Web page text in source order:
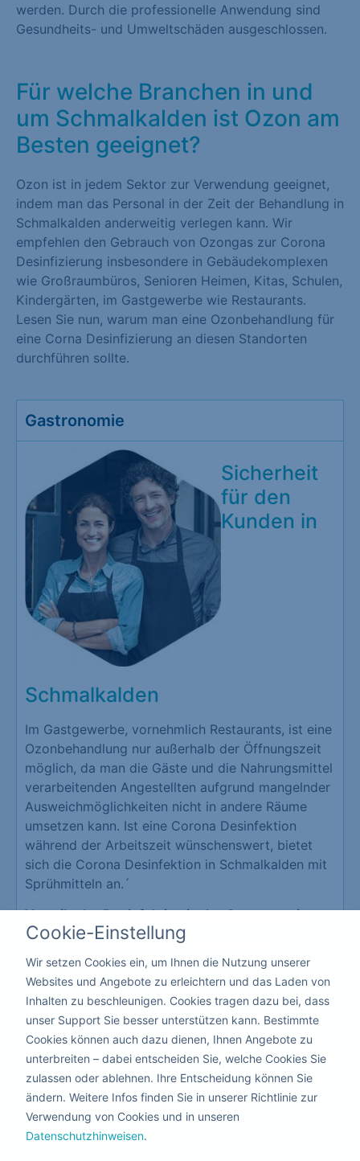
werden. Durch die professionelle Anwendung sind
Gesundheits- und Umweltschäden ausgeschlossen.
Für welche Branchen in und
um Schmalkalden ist Ozon am
Besten geeignet?
Ozon ist in jedem Sektor zur Verwendung geeignet,
indem man das Personal in der Zeit der Behandlung in
Schmalkalden anderweitig verlegen kann. Wir
empfehlen den Gebrauch von Ozongas zur Corona
Desinfizierung insbesondere in Gebäudekomplexen
wie Großraumbüros, Senioren Heimen, Kitas, Schulen,
Kindergärten, im Gastgewerbe wie Restaurants.
Lesen Sie nun, warum man eine Ozonbehandlung für
eine Corna Desinfizierung an diesen Standorten
durchführen sollte.
Gastronomie
Sicherheit
für den
Kunden in
Schmalkalden
Im Gastgewerbe, vornehmlich Restaurants, ist eine
Ozonbehandlung nur außerhalb der Öffnungszeit
möglich, da man die Gäste und die Nahrungsmittel
verarbeitenden Angestellten aufgrund mangelnder
Ausweichmöglichkeiten nicht in andere Räume
umsetzen kann. Ist eine Corona Desinfektion
während der Arbeitszeit wünschenswert, bietet
sich die Corona Desinfektion in Schmalkalden mit
Sprühmitteln an.´
Vorteile der Desinfektion in der Gastronomie
Schutz Ihrer Mitarbeiter und Kunden
Erzeugt eine hohe Vertrauensbasis
Schützt vor der Schließung Ihrer
Gastronomie
Da hier niemand die Räume verlassen muss, kann
die Corona Desinfizierung mit giftfreien flüssigen
Mitteln nebenbei ausgeführt werden.
Kita & Schule
Cookie-Einstellung
Wir setzen Cookies ein, um Ihnen die Nutzung unserer
Websites und Angebote zu erleichtern und das Laden von
Inhalten zu beschleunigen. Cookies tragen dazu bei, dass
unser Support Sie besser unterstützen kann. Bestimmte
Cookies können auch dazu dienen, Ihnen Angebote zu
unterbreiten – dabei entscheiden Sie, welche Cookies Sie
zulassen oder ablehnen. Ihre Entscheidung können Sie
ändern. Weitere Infos finden Sie in unserer Richtlinie zur
Verwendung von Cookies und in unseren
Datenschutzhinweisen.